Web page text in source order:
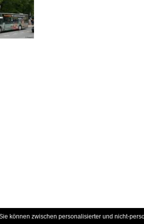
können zwischen personalisierter und nicht-